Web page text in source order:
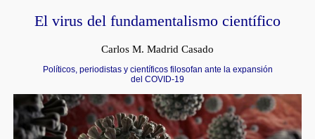
El virus del fundamentalismo científico
Carlos M. Madrid Casado
Políticos, periodistas y científicos filosofan ante la expansión
del COVID-19